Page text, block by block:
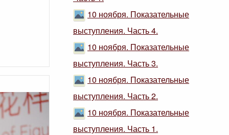
10 ноября. Показательные
выступления. Часть 4.
10 ноября. Показательные
выступления. Часть 3.
10 ноября. Показательные
выступления. Часть 2.
10 ноября. Показательные
выступления. Часть 1.